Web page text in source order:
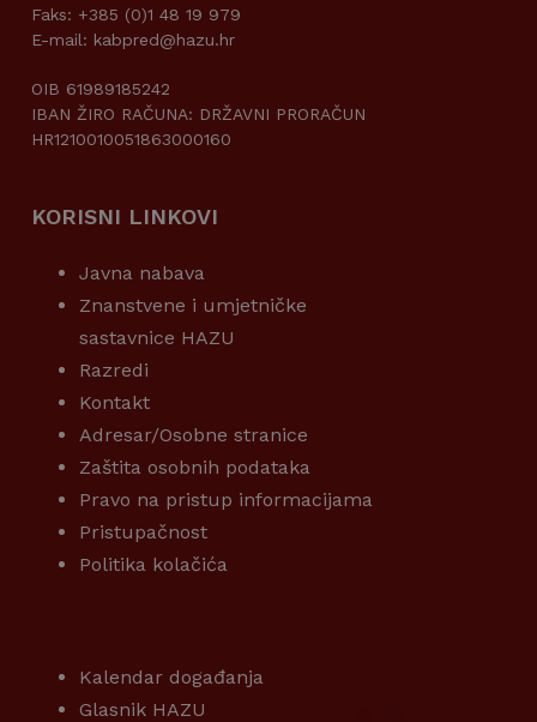
Faks: +385 (0)1 48 19 979
E-mail: kabpred@hazu.hr
OIB 61989185242
IBAN ŽIRO RAČUNA: DRŽAVNI PRORAČUN
HR1210010051863000160
KORISNI LINKOVI
Javna nabava
Znanstvene i umjetničke
sastavnice HAZU
Razredi
Kontakt
Adresar/Osobne stranice
Zaštita osobnih podataka
Pravo na pristup informacijama
Pristupačnost
Politika kolačića
Kalendar događanja
Glasnik HAZU